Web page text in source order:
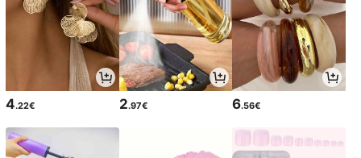
4.22€ 2.97€ 6.56€